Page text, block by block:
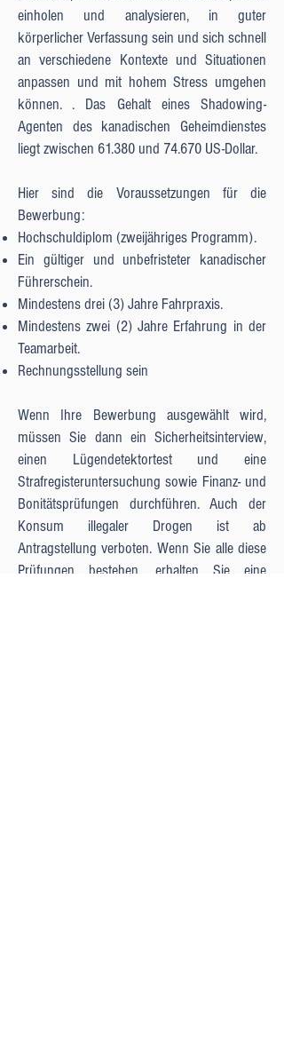
einholen und analysieren, in guter
körperlicher Verfassung sein und sich schnell
an verschiedene Kontexte und Situationen
anpassen und mit hohem Stress umgehen
können. . Das Gehalt eines Shadowing-
Agenten des kanadischen Geheimdienstes
liegt zwischen 61.380 und 74.670 US-Dollar.
Hier sind die Voraussetzungen für die
Bewerbung:
Hochschuldiplom (zweijähriges Programm).
Ein gültiger und unbefristeter kanadischer
Führerschein.
Mindestens drei (3) Jahre Fahrpraxis.
Mindestens zwei (2) Jahre Erfahrung in der
Teamarbeit.
Rechnungsstellung sein
Wenn Ihre Bewerbung ausgewählt wird,
müssen Sie dann ein Sicherheitsinterview,
einen Lügendetektortest und eine
Strafregisteruntersuchung sowie Finanz- und
Bonitätsprüfungen durchführen. Auch der
Konsum illegaler Drogen ist ab
Antragstellung verboten. Wenn Sie alle diese
Prüfungen bestehen, erhalten Sie eine